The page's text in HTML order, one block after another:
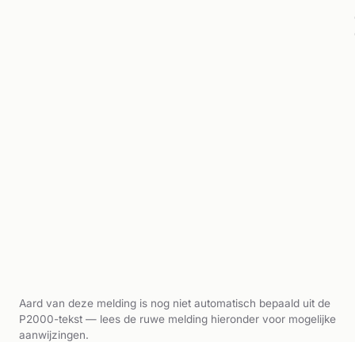
Aard van deze melding is nog niet automatisch bepaald uit de
P2000-tekst — lees de ruwe melding hieronder voor mogelijke
aanwijzingen.